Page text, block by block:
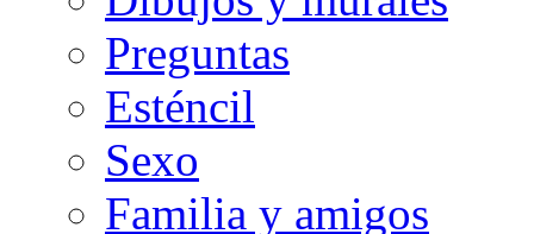
Preguntas
Esténcil
Sexo
Familia y amigos